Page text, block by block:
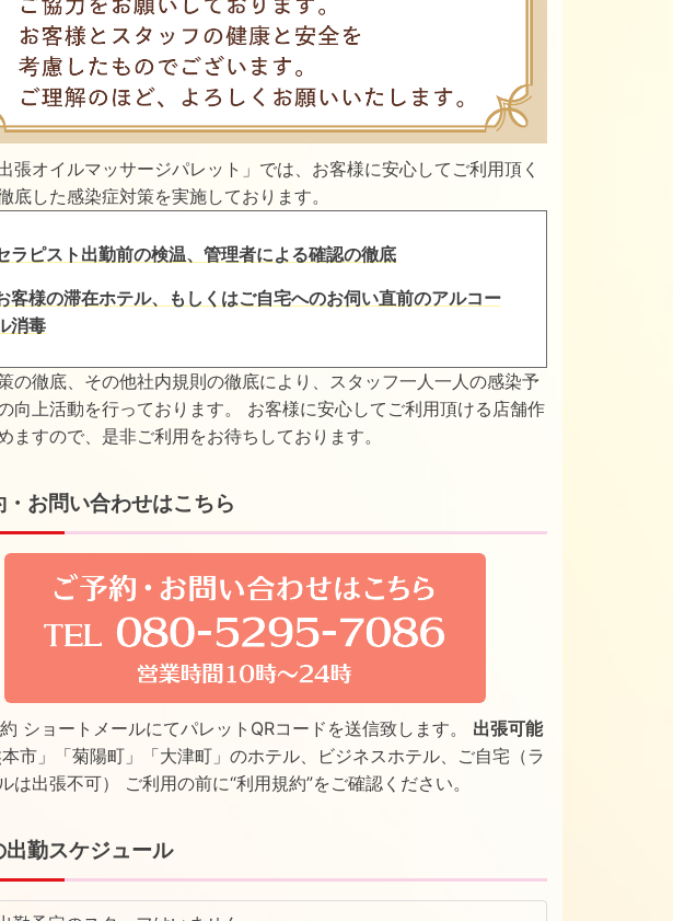
張オイルマッサージパレット」では、お客様に安心してご利用頂く
底した感染症対策を実施しております。
ラピスト出勤前の検温、管理者による確認の徹底
客様の滞在ホテル、もしくはご自宅へのお伺い直前のアルコー
消毒
の徹底、その他社内規則の徹底により、スタッフ一人一人の感染予
向上活動を行っております。 お客様に安心してご利用頂ける店舗作
ますので、是非ご利用をお待ちしております。
お問い合わせはこちら
ショートメールにてパレットQRコードを送信致します。 出張可能
市」「菊陽町」「大津町」のホテル、ビジネスホテル、ご自宅（ラ
は出張不可） ご利用の前に“利用規約”をご確認ください。
出勤スケジュール